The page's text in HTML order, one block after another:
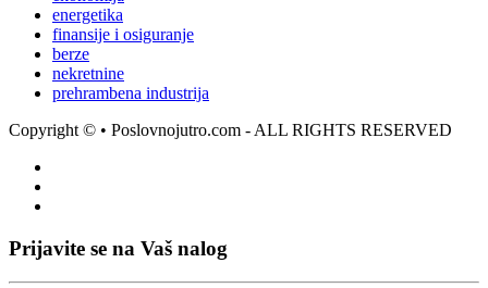
energetika
finansije i osiguranje
berze
nekretnine
prehrambena industrija
Copyright © • Poslovnojutro.com - ALL RIGHTS RESERVED
Prijavite se na Vaš nalog